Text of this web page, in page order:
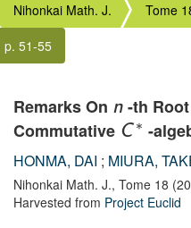
Nihonkai Math. J. Tome
p. 51-55
Remarks On n -th
Commutative C ∗ -
HONMA, DAI ; MIURA,
Nihonkai Math. J., Tome 18
Harvested from Project Euclid